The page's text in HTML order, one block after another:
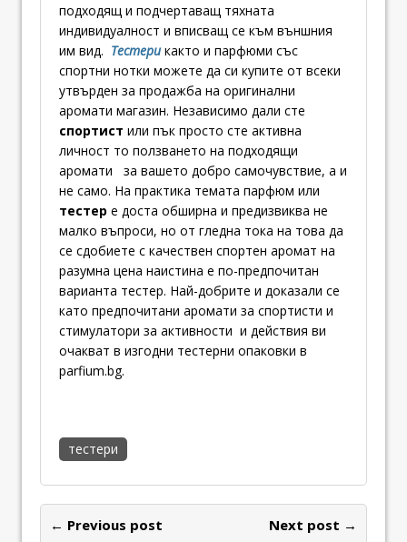
подходящ и подчертаващ тяхната
индивидуалност и вписващ се към външния
им вид. Тестерикакто и парфюми със
спортни нотки можете да си купите от всеки
утвърден за продажба на оригинални
аромати магазин. Независимо дали сте
спортист или пък просто сте активна
личност то ползването на подходящи
аромати за вашето добро самочувствие, а и
не само. На практика темата парфюм или
тестер е доста обширна и предизвиква не
малко въпроси, но от гледна тока на това да
се сдобиете с качествен спортен аромат на
разумна цена наистина е по-предпочитан
варианта тестер. Най-добрите и доказали се
като предпочитани аромати за спортисти и
стимулатори за активности и действия ви
очакват в изгодни тестерни опаковки в
parfium.bg.
тестери
← Previous post Next post →